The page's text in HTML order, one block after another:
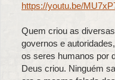
https://youtu.be/
Quem criou as
governos e
os seres humanos por
Deus criou. Ninguém